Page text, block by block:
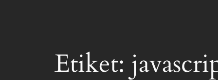
Etiket: